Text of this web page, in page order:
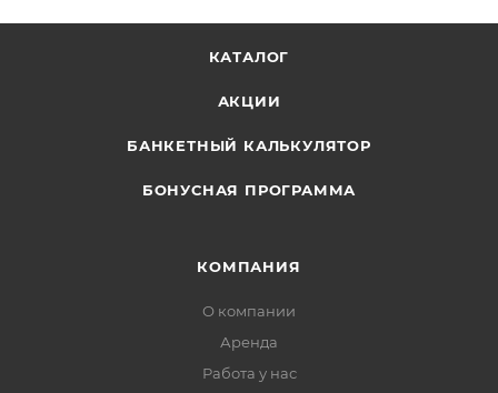
КАТАЛОГ
АКЦИИ
БАНКЕТНЫЙ КАЛЬКУЛЯТОР
БОНУСНАЯ ПРОГРАММА
КОМПАНИЯ
О компании
Аренда
Работа у нас